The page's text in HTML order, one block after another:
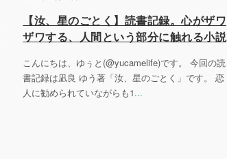
【汝、星のごとく】読書記録。心がザワ
ザワする、人間という部分に触れる小説
こんにちは、ゆぅと(@yucamelife)です。 今回の読
書記録は凪良 ゆう著「汝、星のごとく」です。 恋
人に勧められていながらも1...